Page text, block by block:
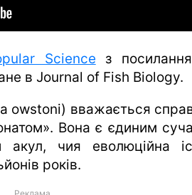
Science з
в Journal of Fish Biology.
owstoni) вважається
Вона є єдиним
акул, чия еволюційна
років.